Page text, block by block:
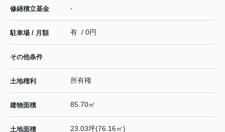
修繕積立基金 -
駐車場 / 月額 有 / 0円
その他条件
土地権利 所有権
建物面積 85.70㎡
土地面積 23.03坪(76.16㎡)